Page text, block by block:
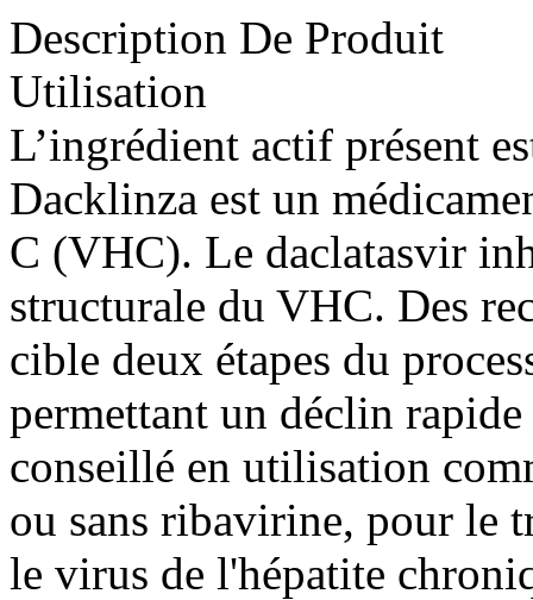
Description De Produit
Utilisation
L’ingrédient actif présent
Dacklinza est un
C (VHC). Le daclatasvir
structurale du VHC. Des
cible deux étapes du
permettant un déclin
conseillé en utilisation
ou sans ribavirine, pour le
le virus de l'hépatite